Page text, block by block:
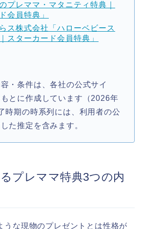
プレママ・マタニティ特典｜
会員特典」
ス株式会社「ハローベビース
スターカード会員特典」
・条件は、各社の公式サイ
もとに作成しています（2026年
時期の時系列には、利用者の公
た推定を含みます。
プレママ特典3つの内
うな現物のプレゼントとは性格が